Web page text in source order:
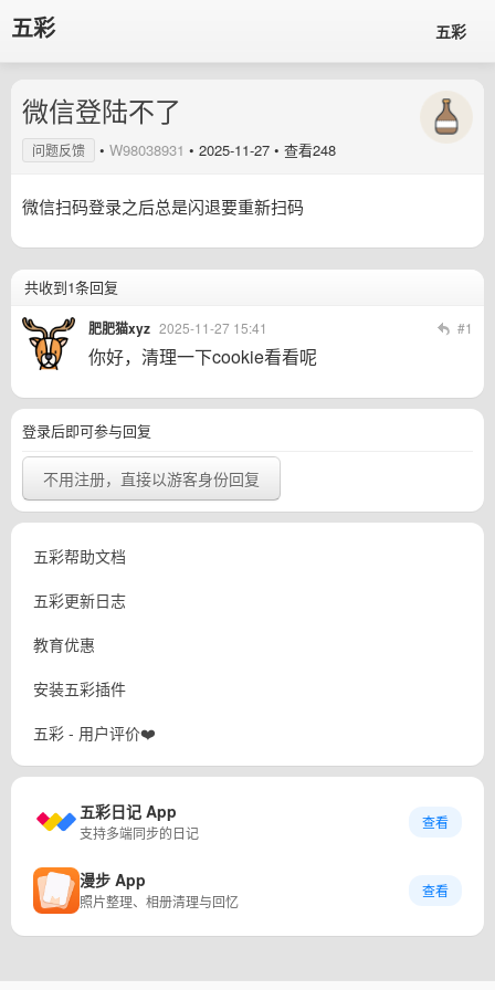
五彩 五彩
微信登陆不了
问题反馈 • W98038931 • 2025-11-27 • 查看248
微信扫码登录之后总是闪退要重新扫码
共收到1条回复
肥肥猫xyz 2025-11-27 15:41 #1
你好，清理一下cookie看看呢
登录后即可参与回复
不用注册，直接以游客身份回复
五彩帮助文档
五彩更新日志
教育优惠
安装五彩插件
五彩 - 用户评价❤️
五彩日记 App
支持多端同步的日记
查看
漫步 App
照片整理、相册清理与回忆
查看